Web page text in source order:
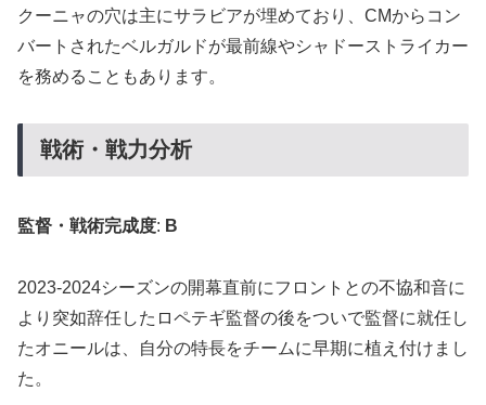
クーニャの穴は主にサラビアが埋めており、CMからコン
バートされたベルガルドが最前線やシャドーストライカー
を務めることもあります。
戦術・戦力分析
監督・戦術完成度: B
2023-2024シーズンの開幕直前にフロントとの不協和音に
より突如辞任したロペテギ監督の後をついで監督に就任し
たオニールは、自分の特長をチームに早期に植え付けまし
た。